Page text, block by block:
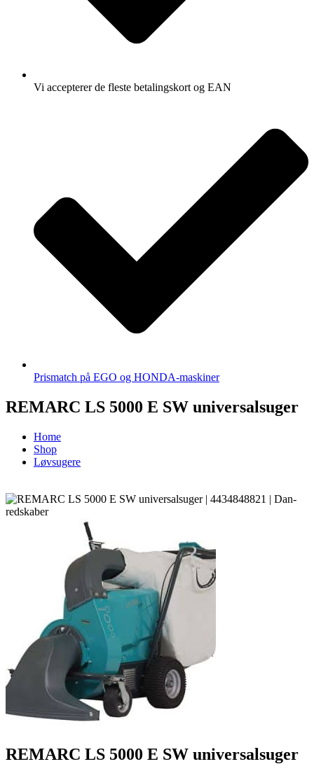
Vi accepterer de fleste betalingskort og EAN
Prismatch på EGO og HONDA-maskiner
REMARC LS 5000 E SW universalsuger
Home
Shop
Løvsugere
REMARC LS 5000 E SW universalsuger